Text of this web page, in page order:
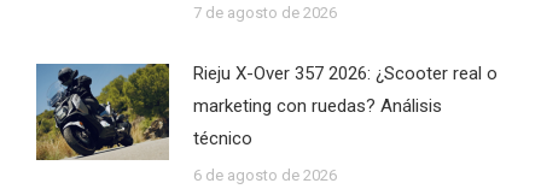
7 de agosto de 2026
Rieju X-Over 357 2026: ¿Scooter real o
marketing con ruedas? Análisis
técnico
6 de agosto de 2026